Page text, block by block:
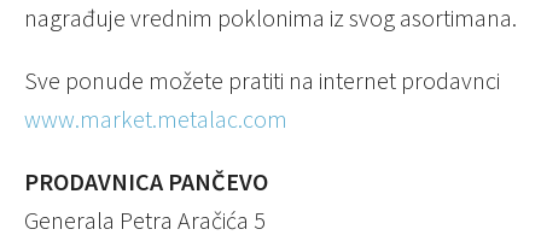
nagrađuje vrednim poklonima iz svog asortimana.
Sve ponude možete pratiti na internet prodavnci
www.market.metalac.com
PRODAVNICA PANČEVO
Generala Petra Aračića 5